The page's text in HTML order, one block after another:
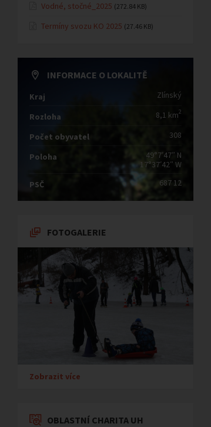
Vodné, stočné_2025 (272.84 KB)
Termíny svozu KO 2025 (27.46 KB)
INFORMACE O LOKALITĚ
Kraj Zlínský
Rozloha 8,1 km2
Počet obyvatel 308
Poloha
49°7′47″ N
17°37′42″ W
PSČ
687 12
FOTOGALERIE
Zobrazit více
OBLASTNÍ CHARITA UH